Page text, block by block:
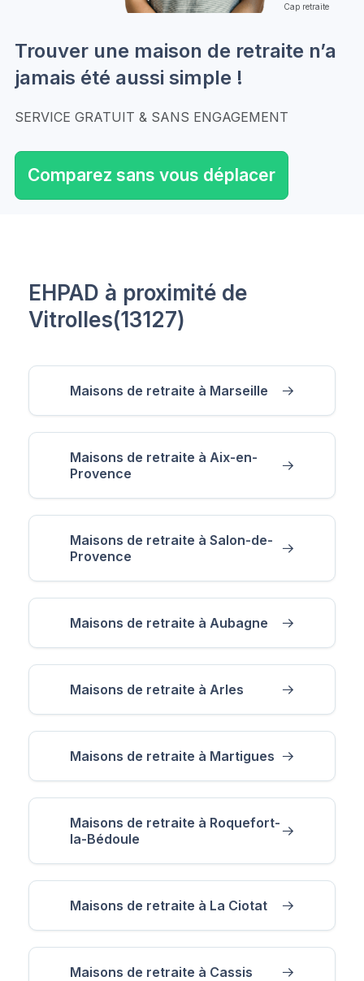
Cap retraite
Trouver une maison de retraite n’a
jamais été aussi simple !
SERVICE GRATUIT & SANS ENGAGEMENT
Comparez sans vous déplacer
EHPAD à proximité de
Vitrolles(13127)
Maisons de retraite à Marseille
Maisons de retraite à Aix-en-
Provence
Maisons de retraite à Salon-de-
Provence
Maisons de retraite à Aubagne
Maisons de retraite à Arles
Maisons de retraite à Martigues
Maisons de retraite à Roquefort-
la-Bédoule
Maisons de retraite à La Ciotat
Maisons de retraite à Cassis